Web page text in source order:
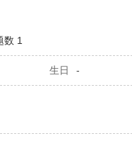
数 1
生日 -